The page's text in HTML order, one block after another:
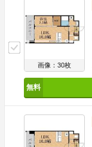
画像：30枚